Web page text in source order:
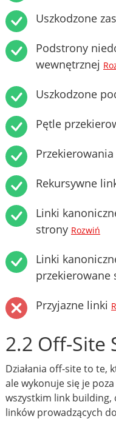
Uszkodzone
Podstrony
wewnętrznej
Uszkodzone
Pętle
Rekursywne
Linki
strony Rozwiń
Linki
przekierowane
Przyjazne linki
2.2 Off-Site
Działania off-site to te,
ale wykonuje się je
wszystkim link building,
linków prowadzących